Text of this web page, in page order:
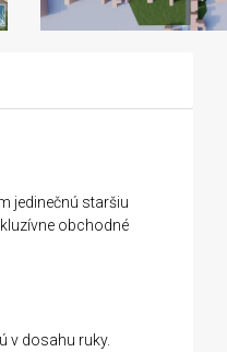
jedinečnú staršiu
obchodné
v dosahu ruky.